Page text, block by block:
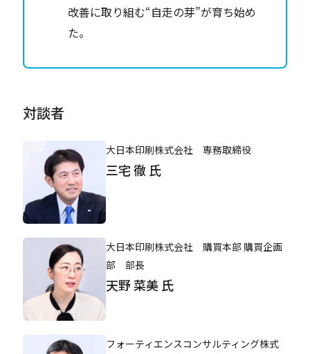
改善に取り組む“自走の芽”が育ち始め
た。
対談者
大日本印刷株式会社 専務取締役
三宅 徹 氏
大日本印刷株式会社 購買本部 購買企画
部 部長
天野 菜美 氏
フォーティエンスコンサルティング株式